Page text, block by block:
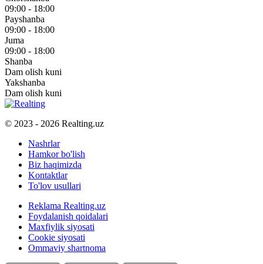
09:00 - 18:00
Payshanba
09:00 - 18:00
Juma
09:00 - 18:00
Shanba
Dam olish kuni
Yakshanba
Dam olish kuni
© 2023 - 2026 Realting.uz
Nashrlar
Hamkor bo'lish
Biz haqimizda
Kontaktlar
To'lov usullari
Reklama Realting.uz
Foydalanish qoidalari
Maxfiylik siyosati
Cookie siyosati
Ommaviy shartnoma